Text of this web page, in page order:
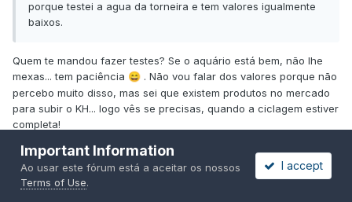
porque testei a agua da torneira e tem valores igualmente
baixos.
Quem te mandou fazer testes? Se o aquário está bem, não lhe
mexas... tem paciência 😄 . Não vou falar dos valores porque não
percebo muito disso, mas sei que existem produtos no mercado
para subir o KH... logo vês se precisas, quando a ciclagem estiver
completa!
Citar
Important Information
Ao usar este fórum está a aceitar os nossos
Terms of Use.
I accept